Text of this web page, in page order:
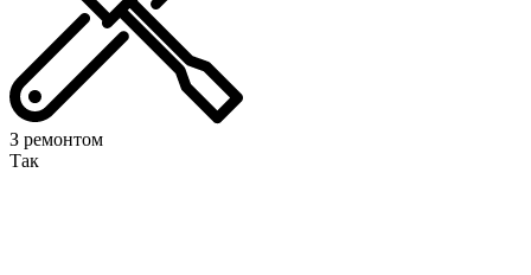
З ремонтом
Так